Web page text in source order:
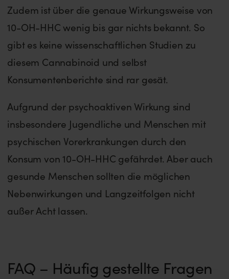
Zudem ist über die genaue Wirkungsweise von
10-OH-HHC wenig bis gar nichts bekannt. So
gibt es keine wissenschaftlichen Studien zu
diesem Cannabinoid und selbst
Konsumentenberichte sind rar gesät.
Aufgrund der psychoaktiven Wirkung sind
insbesondere Jugendliche und Menschen mit
psychischen Vorerkrankungen durch den
Konsum von 10-OH-HHC gefährdet. Aber auch
gesunde Menschen sollten die möglichen
Nebenwirkungen und Langzeitfolgen nicht
außer Acht lassen.
FAQ – Häufig gestellte Fragen